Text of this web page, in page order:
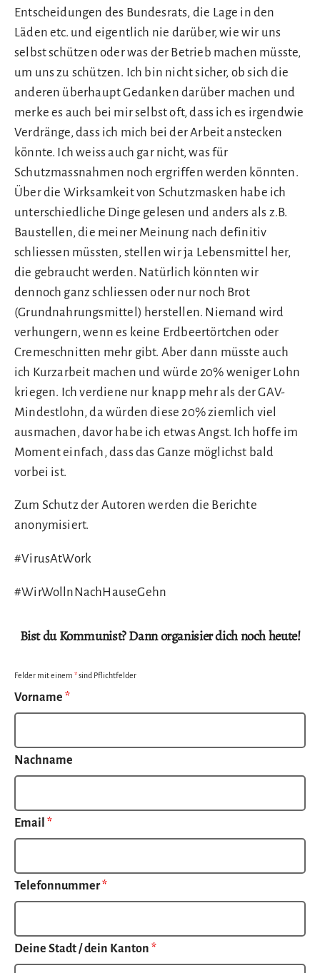
Entscheidungen des Bundesrats, die Lage in den
Läden etc. und eigentlich nie darüber, wie wir uns
selbst schützen oder was der Betrieb machen müsste,
um uns zu schützen. Ich bin nicht sicher, ob sich die
anderen überhaupt Gedanken darüber machen und
merke es auch bei mir selbst oft, dass ich es irgendwie
Verdränge, dass ich mich bei der Arbeit anstecken
könnte. Ich weiss auch gar nicht, was für
Schutzmassnahmen noch ergriffen werden könnten.
Über die Wirksamkeit von Schutzmasken habe ich
unterschiedliche Dinge gelesen und anders als z.B.
Baustellen, die meiner Meinung nach definitiv
schliessen müssten, stellen wir ja Lebensmittel her,
die gebraucht werden. Natürlich könnten wir
dennoch ganz schliessen oder nur noch Brot
(Grundnahrungsmittel) herstellen. Niemand wird
verhungern, wenn es keine Erdbeertörtchen oder
Cremeschnitten mehr gibt. Aber dann müsste auch
ich Kurzarbeit machen und würde 20% weniger Lohn
kriegen. Ich verdiene nur knapp mehr als der GAV-
Mindestlohn, da würden diese 20% ziemlich viel
ausmachen, davor habe ich etwas Angst. Ich hoffe im
Moment einfach, dass das Ganze möglichst bald
vorbei ist.
Zum Schutz der Autoren werden die Berichte
anonymisiert.
#VirusAtWork
#WirWollnNachHauseGehn
Bist du Kommunist? Dann organisier dich noch heute!
Felder mit einem *sind Pflichtfelder
Vorname *
Nachname
Email *
Telefonnummer*
Deine Stadt / dein Kanton *